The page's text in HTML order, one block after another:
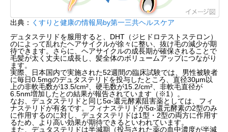
出典： くすりと健康の情報局by第一三共ヘルスケア
デュタステリドを服用すると、DHT（ジヒドロテストステロン）
のによって乱れたヘアサイクルが徐々に整い、抜け毛の減少が期
待できます。さらに、ヘアサイクルの成長期が確保されることで
毛髪が太く丈夫に成長し、髪全体のボリュームアップにつながり
ます。
実際、日本国内で実施された52週間の臨床試験では、男性被験者
に毎日0.5mgのデュタステリドを投与したところ、直径30μm以
上の非軟毛数が13.5/cm²、硬毛数が15.2/cm²、非軟毛直径が
6.5nm増加したとの結果が報告されています（※1）。
なお、デュタステリドと同じ5α-還元酵素阻害薬としては、フィ
ナステリドが有名です。フィナステリドが5α-還元酵素の2型のみ
に作用するのに対し、デュタステリドは1型・2型の両方に作用す
るため、より高い効果が期待できるといわれています。
また、デュタステリドは半減期（投与された薬の血中濃度が半減